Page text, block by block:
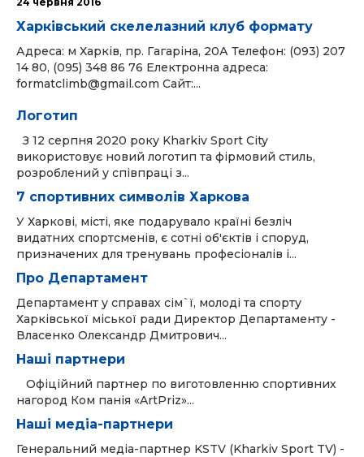
Харківський скелелазний клуб формату
Адреса: м Харків, пр. Гагаріна, 20А Телефон: (093) 207
14 80, (095) 348 86 76 Електронна адреса:
formatclimb@gmail.com Сайт:...
Логотип
З 12 серпня 2020 року Kharkiv Sport City
використовує новий логотип та фірмовий стиль,
розроблений у співпраці з...
7 спортивних символів Харкова
У Харкові, місті, яке подарувало країні безліч
видатних спортсменів, є сотні об'єктів і споруд,
призначених для тренувань професіоналів і...
Про Департамент
Департамент у справах сім`ї, молоді та спорту
Харківської міської ради Директор Департаменту -
Власенко Олександр Дмитрович...
Наші партнери
Офіційний партнер по виготовленню спортивних
нагород Ком панія «ArtPriz»...
Наші медіа-партнери
Генеральний медіа-партнер KSTV (Kharkiv Sport TV) -